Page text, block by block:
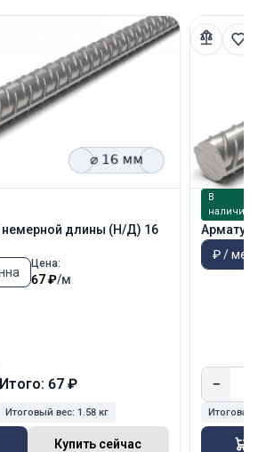
немерной длины (Н/Д) 16
Цена:
67 ₽/м
Итого: 67 ₽
Итоговый вес: 1.58 кг
Купить сейчас
В
наличии
₽ /
−